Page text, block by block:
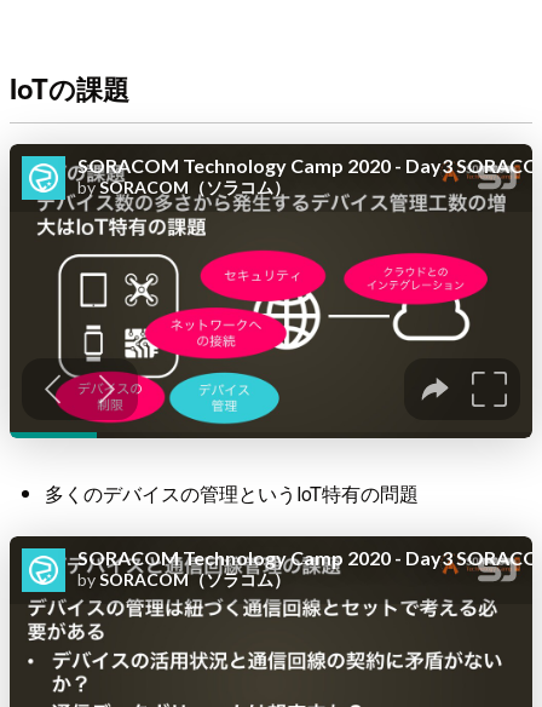
IoTの課題
多くのデバイスの管理というIoT特有の問題